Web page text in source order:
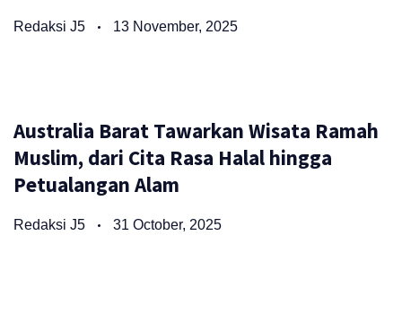
Redaksi J5 13 November, 2025
Australia Barat Tawarkan Wisata Ramah
Muslim, dari Cita Rasa Halal hingga
Petualangan Alam
Redaksi J5 31 October, 2025